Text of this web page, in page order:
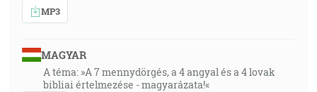
MP3
MAGYAR
A téma: »A 7 mennydörgés, a 4 angyal és a 4 lovak
bibliai értelmezése - magyarázata!«